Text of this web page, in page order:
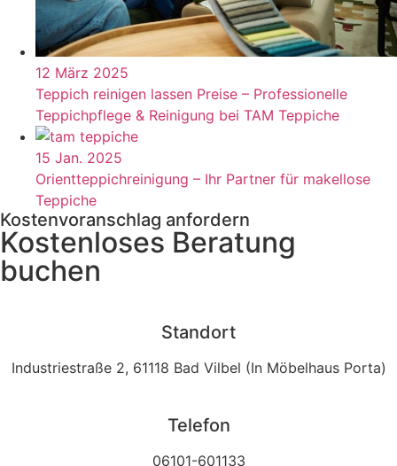
12 März 2025
Teppich reinigen lassen Preise – Professionelle
Teppichpflege & Reinigung bei TAM Teppiche
15 Jan. 2025
Orientteppichreinigung – Ihr Partner für makellose
Teppiche
Kostenvoranschlag anfordern
Kostenloses Beratung
buchen
Standort
Industriestraße 2, 61118 Bad Vilbel (In Möbelhaus Porta)
Telefon
06101-601133